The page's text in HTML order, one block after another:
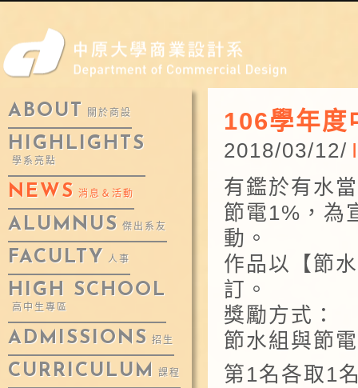
ABOUT 關於商設
HIGHLIGHTS
學系亮點
NEWS 消息＆活動
ALUMNUS 傑出系友
FACULTY 人事
HIGH SCHOOL
高中生專區
ADMISSIONS 招生
CURRICULUM 課程
106學年度
2018/03/12/
有鑑於有水
節電1%，為
動。
作品以【節
訂。
獎勵方式：
節水組與節
第1名各取1